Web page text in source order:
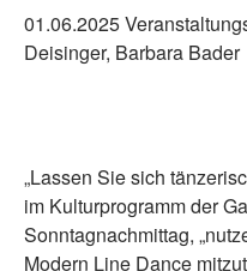
01.06.2025
Deisinger, Barbara Bader
„Lassen Sie sich
im Kulturprogramm der
Sonntagnachmittag,
Modern Line Dance